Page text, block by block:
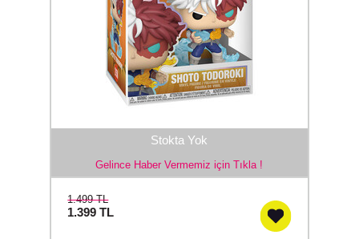
Stokta Yok
Gelince Haber Vermemiz için Tıkla !
1.499 TL
1.399TL